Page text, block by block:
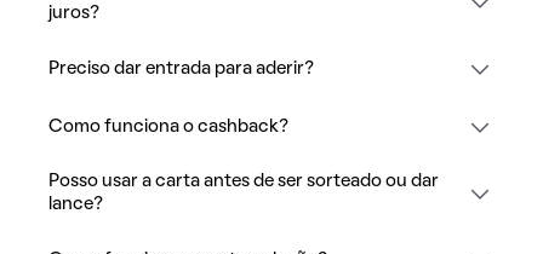
juros?
Preciso dar entrada para aderir?
Como funciona o cashback?
Posso usar a carta antes de ser sorteado ou dar
lance?